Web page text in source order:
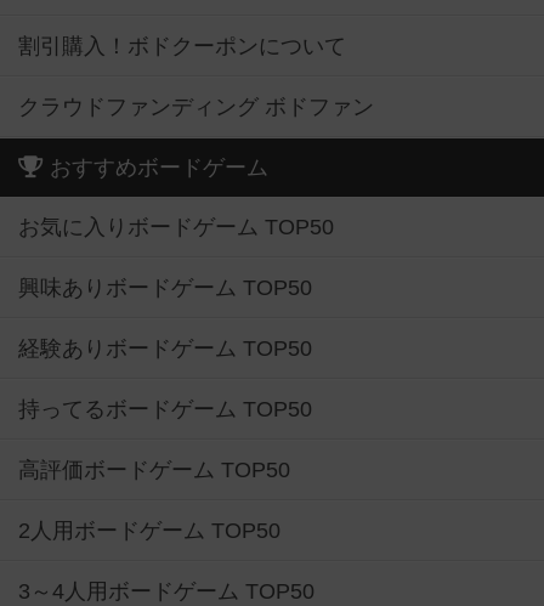
割引購入！ボドクーポンについて
クラウドファンディング ボドファン
おすすめボードゲーム
お気に入りボードゲーム TOP50
興味ありボードゲーム TOP50
経験ありボードゲーム TOP50
持ってるボードゲーム TOP50
高評価ボードゲーム TOP50
2人用ボードゲーム TOP50
3～4人用ボードゲーム TOP50